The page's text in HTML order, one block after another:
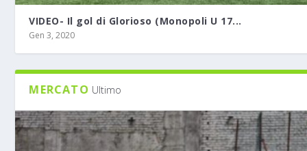
VIDEO- Il gol di Glorioso (Monopoli U 17...
Gen 3, 2020
MERCATO Ultimo